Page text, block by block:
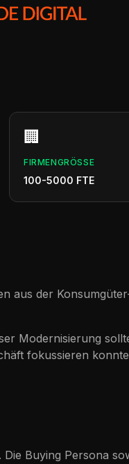
🏢
FIRMENGRÖSSE
100-5000 FTE
aus der
Modernisierung
fokussieren
Buying Persona